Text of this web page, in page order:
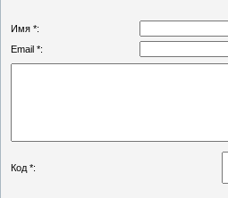
Имя *:
Email *:
Код *: